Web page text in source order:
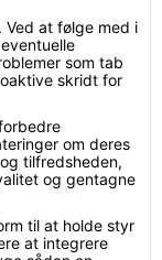
at følge med i
som tab
skridt for
om deres
tilfredsheden,
og gentagne
til at holde styr
at integrere